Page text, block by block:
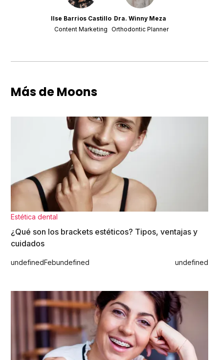
Ilse Barrios Castillo
Content Marketing
Dra. Winny Meza
Orthodontic Planner
Más de Moons
Estética dental
¿Qué son los brackets estéticos? Tipos, ventajas y
cuidados
undefinedFebundefined undefined